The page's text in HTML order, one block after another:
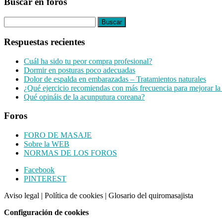
Respuestas recientes
Cuál ha sido tu peor compra profesional?
Dormir en posturas poco adecuadas
Dolor de espalda en embarazadas – Tratamientos naturales
¿Qué ejercicio recomiendas con más frecuencia para mejorar la
Qué opináis de la acunputura coreana?
Foros
FORO DE MASAJE
Sobre la WEB
NORMAS DE LOS FOROS
Footer
CTA
Facebook
PINTEREST
Aviso legal | Política de cookies | Glosario del quiromasajista
Configuración de cookies